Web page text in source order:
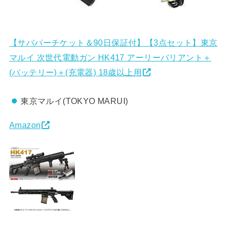
【サバパーチケット＆90日保証付】【3点セット】東京
マルイ 次世代電動ガン HK417 アーリーバリアント＋
(バッテリー)＋(充電器) 18歳以上用
東京マルイ(TOKYO MARUI)
Amazon